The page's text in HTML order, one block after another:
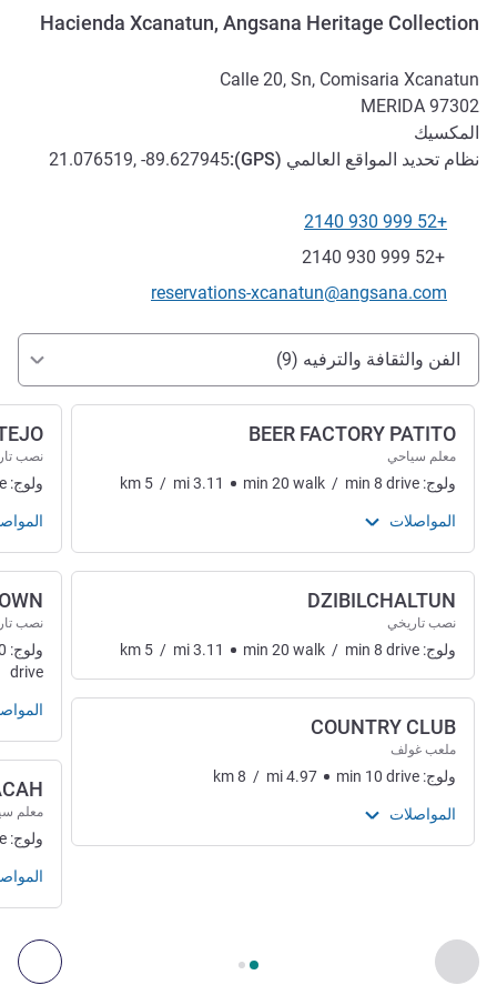
Hacienda Xcanatun, Angsana Heritage Collection
Calle 20, Sn, Comisaria Xcanatun
97302
MERIDA
المكسيك
نظام تحديد المواقع العالمي (GPS
):
21.076519, -89.627945
الهاتف
+52 999 930 2140
فاكس
+52 999 930 2140
تواصل معنا عبر البريد الإلكتروني
reservations-xcanatun@angsana.com
الوصول والتنقل
الفن والثقافة والترفيه (9)
السابق - الفن والثقافة والترفيهالصفحة
BEER FACTORY PATITO
معلم سياحي
ولوج: km 5 / mi3.11 min 20 walk / min 8 drive
المواصلات
DZIBILCHALTUN
نصب تاريخي
ولوج: km 5 / mi3.11 min 20 walk / min 8 drive
COUNTRY CLUB
ملعب غولف
ولوج: km8 / mi4.97 min 10 drive
المواصلات
نصب
ولوج:
نصب
ولوج:
drive
معلم
ولوج: